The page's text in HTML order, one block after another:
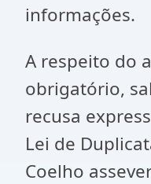
informações.
A respeito do
obrigatório,
recusa
Lei de
Coelho